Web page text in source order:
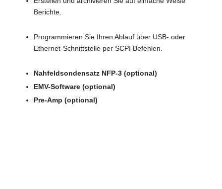
Berichte.
Programmieren Sie Ihren Ablauf über USB- oder
Ethernet-Schnittstelle per SCPI Befehlen.
Nahfeldsondensatz NFP-3 (optional)
EMV-Software (optional)
Pre-Amp (optional)